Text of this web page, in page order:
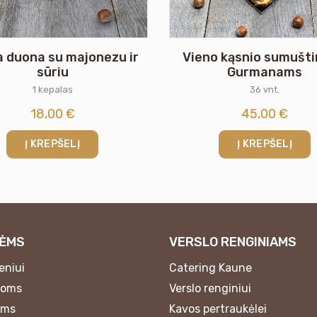
duona su majonezu ir
sūriu
1 kepalas
18,00 €
Į KREPŠELĮ
Vieno kąsnio
Gurmanams
36 vnt.
45,00 €
Į KREPŠELĮ
VERSLO RENGINIAMS
Catering Kaune
Verslo renginiui
Kavos pertraukėlei